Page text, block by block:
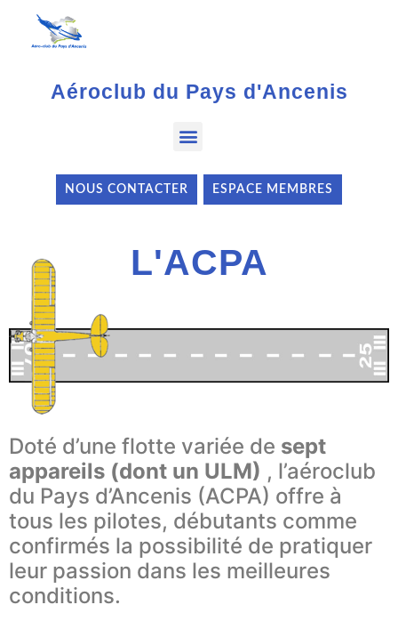
Aéroclub du Pays d'Ancenis
NOUS CONTACTER ESPACE MEMBRES
L'ACPA
Doté d’une flotte variée de sept
appareils (dont un ULM) , l’aéroclub
du Pays d’Ancenis (ACPA) offre à
tous les pilotes, débutants comme
confirmés la possibilité de pratiquer
leur passion dans les meilleures
conditions.